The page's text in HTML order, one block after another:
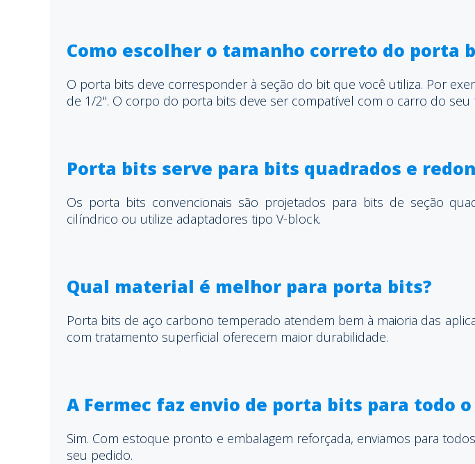
Como escolher o tamanho correto do porta
O porta bits deve corresponder à seção do bit que você utiliza. Por
de 1/2". O corpo do porta bits deve ser compatível com o carro do seu
Porta bits serve para bits quadrados e
Os porta bits convencionais são projetados para bits de seção
cilíndrico ou utilize adaptadores tipo V-block.
Qual material é melhor para porta bits?
Porta bits de aço carbono temperado atendem bem à maioria das
com tratamento superficial oferecem maior durabilidade.
A Fermec faz envio de porta bits para todo
Sim. Com estoque pronto e embalagem reforçada, enviamos para
seu pedido.